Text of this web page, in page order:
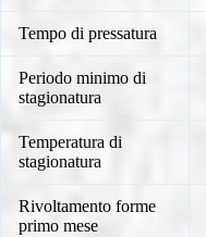
Tempo di pressatura
Periodo minimo di
stagionatura
Temperatura di
stagionatura
Rivoltamento forme
primo mese